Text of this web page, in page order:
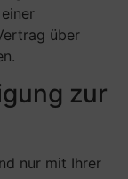
über
zur
nur mit Ihrer